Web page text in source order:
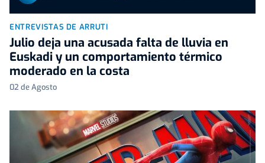
ENTREVISTAS DE ARRUTI
Julio deja una acusada falta de lluvia en
Euskadi y un comportamiento térmico
moderado en la costa
02 de Agosto